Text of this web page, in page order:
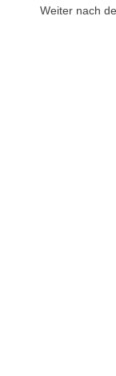
Weiter nach